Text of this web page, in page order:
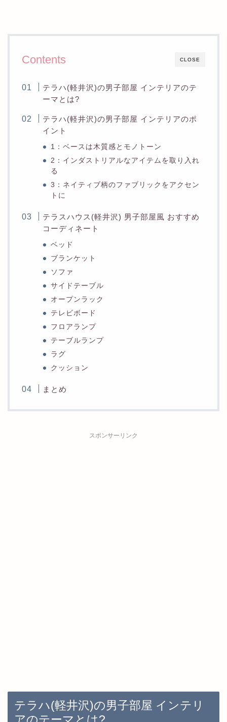
CLOSE
Contents
テラハ(軽井沢)の男子部屋 インテリアのテ
ーマとは?
テラハ(軽井沢)の男子部屋 インテリアのポ
イント
1：ベースは木質感とモノトーン
2：インダストリアルなアイテムを取り入れ
る
3：ネイティブ柄のファブリックをアクセン
トに
テラスハウス(軽井沢) 男子部屋風 おすすめ
コーディネート
ベッド
ブランケット
ソファ
サイドテーブル
オープンラック
テレビボード
フロアランプ
テーブルランプ
ラグ
クッション
まとめ
スポンサーリンク
テラハ(軽井沢)の男子部屋 インテリ
アのテーマとは?